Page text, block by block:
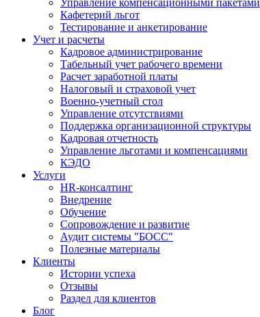
Кафетерий льгот
Тестирование и анкетирование
Учет и расчеты
Кадровое администрирование
Табельный учет рабочего времени
Расчет заработной платы
Налоговый и страховой учет
Военно-учетный стол
Управление отсутствиями
Поддержка организационной структуры
Кадровая отчетность
Управление льготами и компенсациями
КЭДО
Услуги
HR-консалтинг
Внедрение
Обучение
Сопровождение и развитие
Аудит системы "БОСС"
Полезные материалы
Клиенты
Истории успеха
Отзывы
Раздел для клиентов
Блог